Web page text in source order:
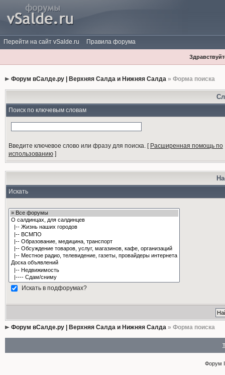
Перейти на сайт vSalde.ru Правила форума
Форум вСалде.ру | Верхняя Салда и Нижняя Салда» Форма поиска
Поиск по ключевым словам
Введите ключевое слово или фразу для поиска.[ Расширенная помощь по
использованию]
Искать
Искать в подфорумах?
Форум вСалде.ру | Верхняя Салда и Нижняя Салда» Форма поиска
Форум